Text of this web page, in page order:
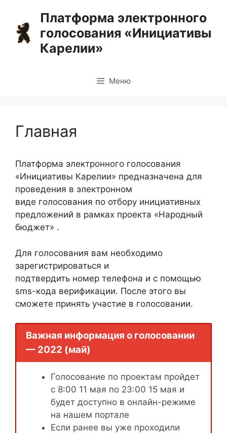
содержимому
Платформа электронного
голосования «Инициативы
Карелии»
Меню
Главная
Платформа электронного голосования
«Инициативы Карелии» предназначена для
проведения в электронном
виде голосования по отбору инициативных
предложений в рамках проекта «Народный
бюджет» .
Для голосования вам необходимо
зарегистрироваться и
подтвердить номер телефона и с помощью
sms-кода верификации. После этого вы
сможете принять участие в голосовании.
Важная информация о голосовании
— 2022 (май)
Голосование по проектам пройдет
с 8:00 11 мая по 23:00 15 мая и
будет доступно в онлайн-режиме
на нашем портале
Если ранее вы уже проходили